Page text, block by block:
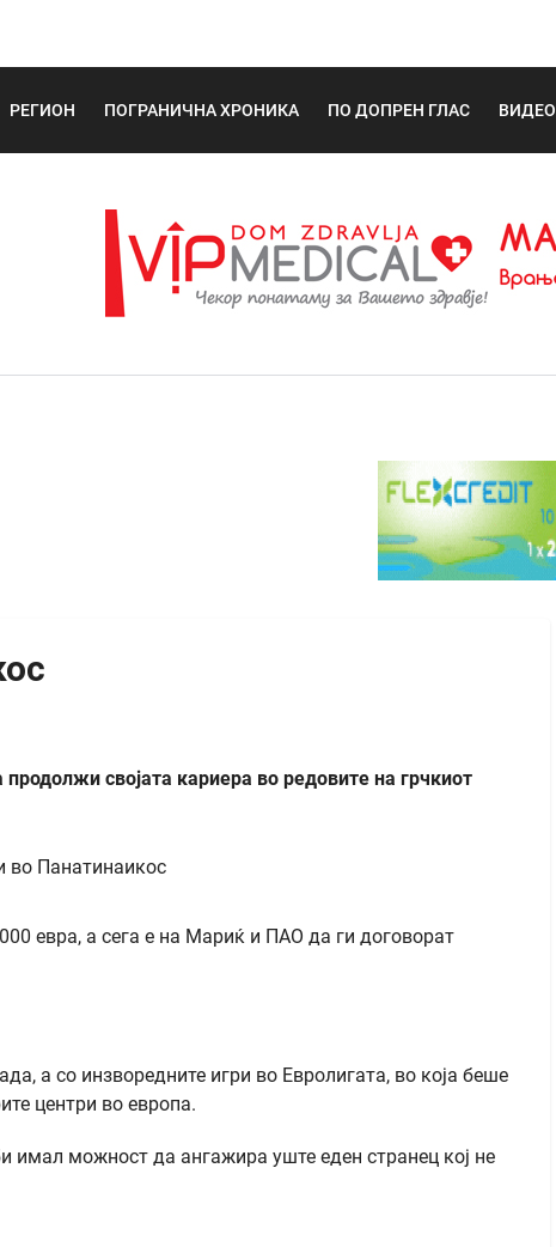
РЕГИОН ПОГРАНИЧНА ХРОНИКА ПО ДОПРЕН ГЛАС ВИДЕО
својата кариера во редовите на грчкиот
евра, а сега е на Мариќ и ПАО да ги договорат
а со инзворедните игри во Евролигата, во која беше
центри во европа.
можност да ангажира уште еден странец кој не